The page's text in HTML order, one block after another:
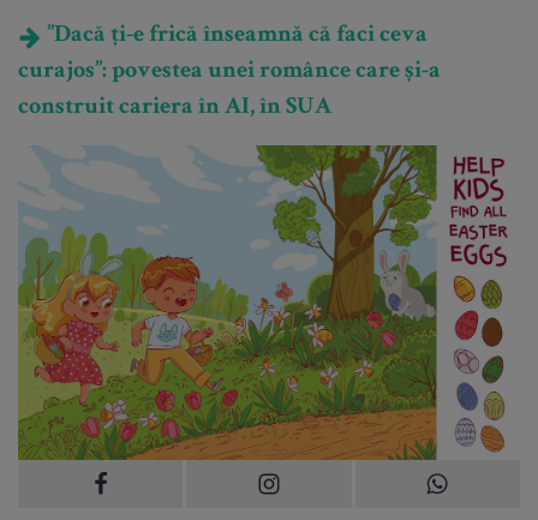
”Dacă ți-e frică înseamnă că faci ceva
curajos”: povestea unei românce care și-a
construit cariera în AI, în SUA